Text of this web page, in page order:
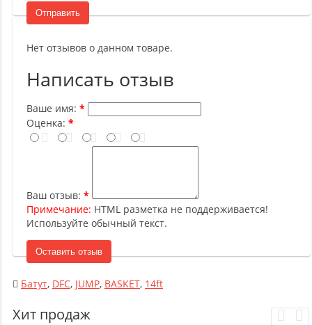
Отправить
Нет отзывов о данном товаре.
Написать отзыв
Ваше имя:
Оценка:
Ваш отзыв:
Примечание: HTML разметка не поддерживается!
Используйте обычный текст.
Оставить отзыв
Батут, DFC, JUMP, BASKET, 14ft
Хит продаж